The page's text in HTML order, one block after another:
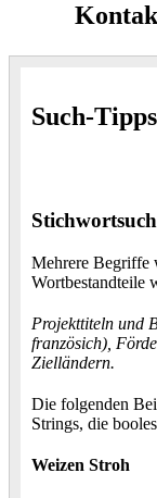
Such-
Mehrere Begriffe
Wortbestandteile
Projekttiteln und
französich),
Zielländern.
Die folgenden
Strings, die
Weizen Stroh